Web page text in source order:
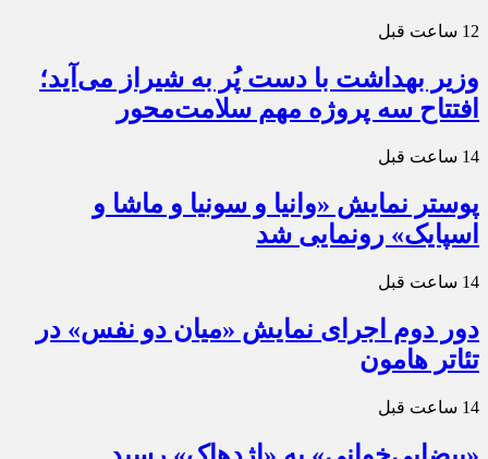
12 ساعت قبل
وزیر بهداشت با دست پُر به شیراز می‌آید؛
افتتاح سه پروژه مهم سلامت‌محور
14 ساعت قبل
پوستر نمایش «وانیا و سونیا و ماشا و
اسپایک» رونمایی شد
14 ساعت قبل
دور دوم اجرای نمایش «میان دو نفس» در
تئاتر هامون
14 ساعت قبل